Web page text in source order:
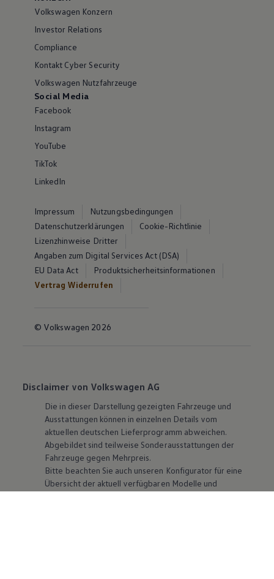
Volkswagen Konzern
Investor Relations
Compliance
Kontakt Cyber Security
Volkswagen Nutzfahrzeuge
Social Media
Facebook
Instagram
YouTube
TikTok
LinkedIn
Impressum
Nutzungsbedingungen
Datenschutzerklärungen
Cookie-Richtlinie
Lizenzhinweise Dritter
Angaben zum Digital Services Act (DSA)
EU Data Act
Produktsicherheitsinformationen
Vertrag Widerrufen
© Volkswagen 2026
Disclaimer von Volkswagen AG
Die in dieser Darstellung gezeigten Fahrzeuge und
Ausstattungen können in einzelnen Details vom
aktuellen deutschen Lieferprogramm abweichen.
Abgebildet sind teilweise Sonderausstattungen der
Fahrzeuge gegen Mehrpreis.
Bitte beachten Sie auch unseren Konfigurator für eine
Übersicht der aktuell verfügbaren Modelle und